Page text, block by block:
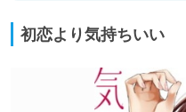
初恋より気持ちいい